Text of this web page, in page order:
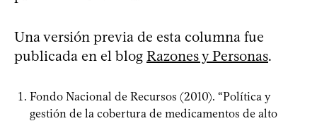
Una versión previa de esta columna fue
publicada en el blog Razones y Personas.
Fondo Nacional de Recursos (2010). “Política y
gestión de la cobertura de medicamentos de alto